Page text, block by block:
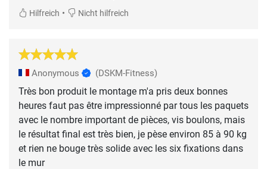
Hilfreich • Nicht hilfreich
Anonymous (DSKM-Fitness)
Très bon produit le montage m'a pris deux bonnes
heures faut pas être impressionné par tous les paquets
avec le nombre important de pièces, vis boulons, mais
le résultat final est très bien, je pèse environ 85 à 90 kg
et rien ne bouge très solide avec les six fixations dans
le mur